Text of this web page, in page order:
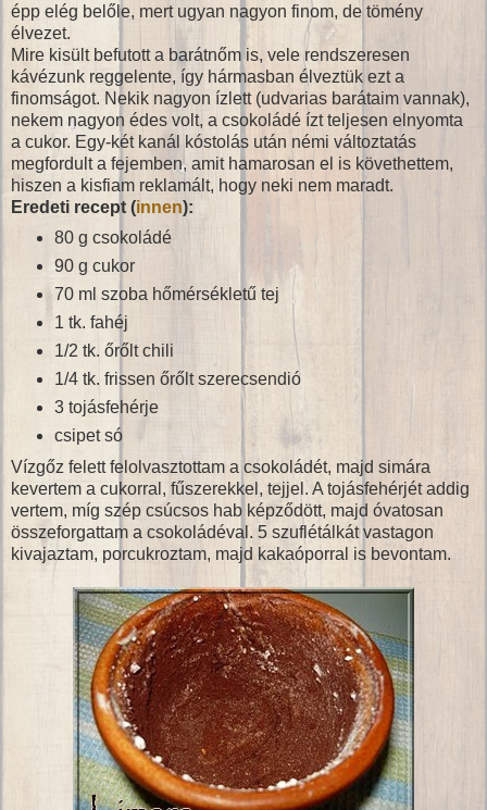
épp elég belőle, mert ugyan nagyon finom, de tömény
élvezet.
Mire kisült befutott a barátnőm is, vele rendszeresen
kávézunk reggelente, így hármasban élveztük ezt a
finomságot. Nekik nagyon ízlett (udvarias barátaim vannak),
nekem nagyon édes volt, a csokoládé ízt teljesen elnyomta
a cukor. Egy-két kanál kóstolás után némi változtatás
megfordult a fejemben, amit hamarosan el is követhettem,
hiszen a kisfiam reklamált, hogy neki nem maradt.
Eredeti recept (innen):
80 g csokoládé
90 g cukor
70 ml szoba hőmérsékletű tej
1 tk. fahéj
1/2 tk. őrőlt chili
1/4 tk. frissen őrőlt szerecsendió
3 tojásfehérje
csipet só
Vízgőz felett felolvasztottam a csokoládét, majd simára
kevertem a cukorral, fűszerekkel, tejjel. A tojásfehérjét addig
vertem, míg szép csúcsos hab képződött, majd óvatosan
összeforgattam a csokoládéval. 5 szuflétálkát vastagon
kivajaztam, porcukroztam, majd kakaóporral is bevontam.